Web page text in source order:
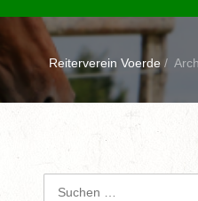
Reiterverein Voerde /